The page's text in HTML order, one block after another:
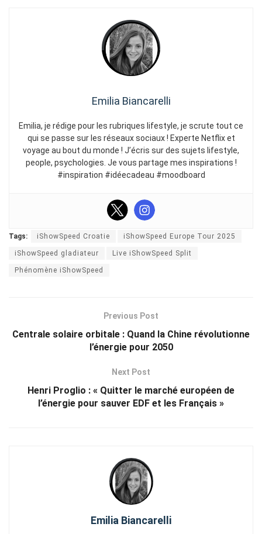
Emilia Biancarelli
Emilia, je rédige pour les rubriques lifestyle, je scrute tout ce
qui se passe sur les réseaux sociaux ! Experte Netflix et
voyage au bout du monde ! J’écris sur des sujets lifestyle,
people, psychologies. Je vous partage mes inspirations !
#inspiration #idéecadeau #moodboard
Tags: iShowSpeed Croatie iShowSpeed Europe Tour 2025
iShowSpeed gladiateur Live iShowSpeed Split
Phénomène iShowSpeed
Previous Post
Centrale solaire orbitale : Quand la Chine révolutionne
l’énergie pour 2050
Next Post
Henri Proglio : « Quitter le marché européen de
l’énergie pour sauver EDF et les Français »
Emilia Biancarelli